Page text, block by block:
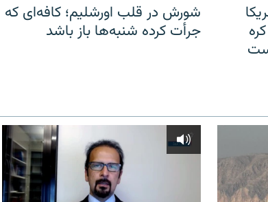
شورش در قلب اورشلیم؛ کافه‌ای که
جرأت کرده شنبه‌ها باز باشد